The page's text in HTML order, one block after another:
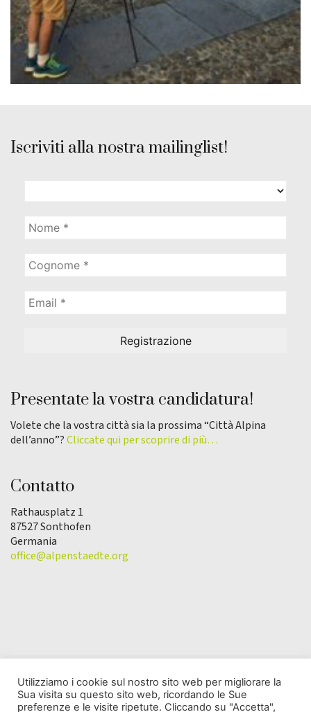
Iscriviti alla nostra mailinglist!
Presentate la vostra candidatura!
Volete che la vostra città sia la prossima “Città Alpina
dell’anno”?Cliccate qui per scoprire di più…
Contatto
Rathausplatz 1
87527 Sonthofen
Germania
office@alpenstaedte.org
© Copyright 2025 | L'Associazione Città alpina
Utilizziamo i cookie sul nostro sito web per migliorare la
Sua visita su questo sito web, ricordando le Sue
preferenze e le visite ripetute. Cliccando su "Accetta",